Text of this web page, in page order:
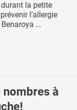
la petite
l’allergie
...
nombres à